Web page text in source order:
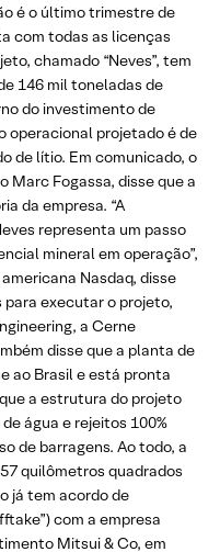
é o último trimestre de
com todas as licenças
chamado “Neves”, tem
146 mil toneladas de
do investimento de
operacional projetado é de
de lítio. Em comunicado, o
Marc Fogassa, disse que a
da empresa. “A
representa um passo
mineral em operação”,
Nasdaq, disse
para executar o projeto,
a Cerne
disse que a planta de
ao Brasil e está pronta
a estrutura do projeto
água e rejeitos 100%
de barragens. Ao todo, a
quilômetros quadrados
já tem acordo de
com a empresa
Mitsui & Co, em